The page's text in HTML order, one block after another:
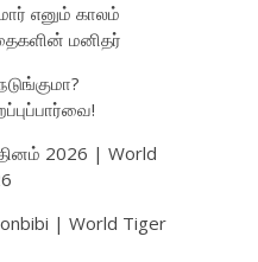
எனும் காலம்
மனிதர்
2026 | World
| World Tiger